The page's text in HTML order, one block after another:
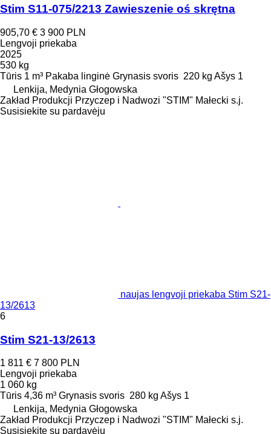
Stim S11-075/2213 Zawieszenie oś skrętna
905,70 € 3 900 PLN
Lengvoji priekaba
2025
530 kg
Tūris 1 m³ Pakaba linginė Grynasis svoris 220 kg Ašys 1
Lenkija, Medynia Głogowska
Zakład Produkcji Przyczep i Nadwozi "STIM" Małecki s.j.
Susisiekite su pardavėju
naujas lengvoji priekaba Stim S21-
13/2613
6
Stim S21-13/2613
1 811 € 7 800 PLN
Lengvoji priekaba
1 060 kg
Tūris 4,36 m³ Grynasis svoris 280 kg Ašys 1
Lenkija, Medynia Głogowska
Zakład Produkcji Przyczep i Nadwozi "STIM" Małecki s.j.
Susisiekite su pardavėju